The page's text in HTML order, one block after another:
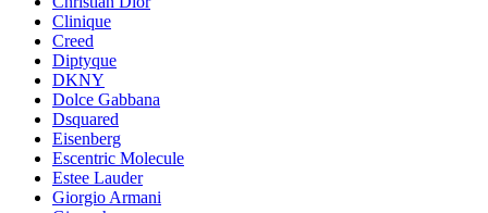
Clinique
Creed
Diptyque
DKNY
Dolce Gabbana
Dsquared
Eisenberg
Escentric Molecule
Estee Lauder
Giorgio Armani